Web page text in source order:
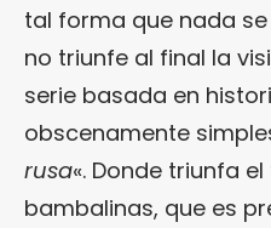
tal forma que nada
no triunfe al final la
serie basada en
obscenamente
rusa«. Donde triunfa
bambalinas, que es